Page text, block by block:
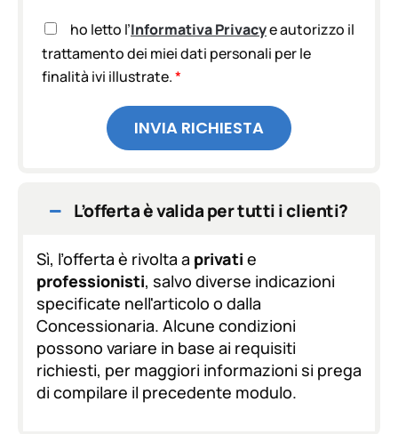
A
c
e
D
P
R
*
ho letto l’Informativa Privacye autorizzo il
trattamento dei miei dati personali per le
finalità ivi illustrate.*
INVIA RICHIESTA
L’offerta è valida per tutti i clienti?
Sì, l’offerta è rivolta a privati e
professionisti, salvo diverse indicazioni
specificate nell'articolo o dalla
Concessionaria. Alcune condizioni
possono variare in base ai requisiti
richiesti, per maggiori informazioni si prega
di compilare il precedente modulo.